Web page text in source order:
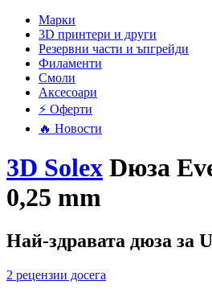
Mарки
3D принтери и други
Резервни части и ъпгрейди
Филаменти
Смоли
Аксесоари
⚡ Оферти
🔥 Новости
3D Solex Dюза
0,25 mm
Най-здравата дюза за
2 рецензии досега